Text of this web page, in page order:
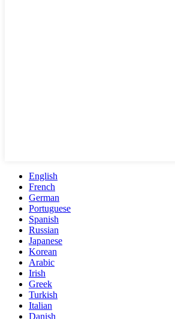
English
French
German
Portuguese
Spanish
Russian
Japanese
Korean
Arabic
Irish
Greek
Turkish
Italian
Danish